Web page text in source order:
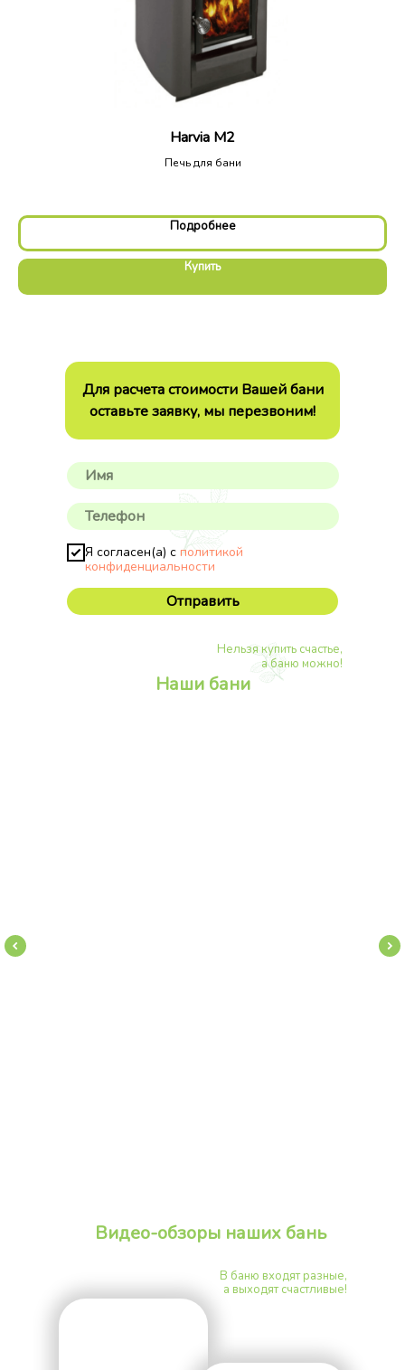
Harvia M2
Печь для бани
Подробнее
Купить
Для расчета стоимости Вашей бани
оставьте заявку, мы перезвоним!
Я согласен(а) с политикой
конфиденциальности
Отправить
Наши бани
Нельзя купить счастье,
а баню можно!
Видео-обзоры наших бань
В баню входят разные,
а выходят счастливые!